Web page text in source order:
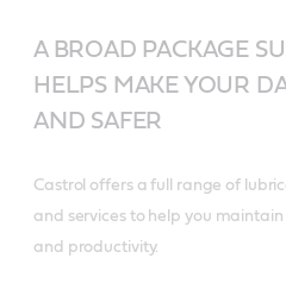
A BROAD PACKAGE
HELPS MAKE YOUR
AND SAFER
Castrol offers a full range of
and services to help you
and productivity.